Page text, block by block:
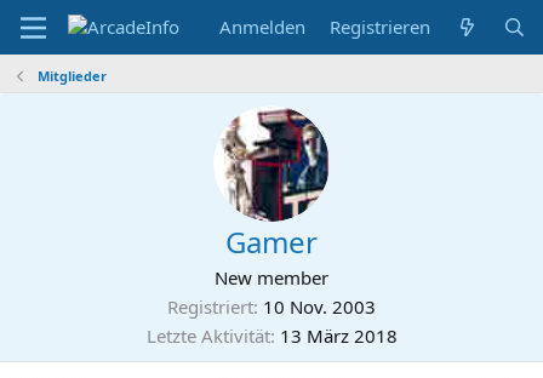
Anmelden Registrieren
Mitglieder
Gamer
New member
Registriert 10 Nov. 2003
Letzte Aktivität 13 März 2018